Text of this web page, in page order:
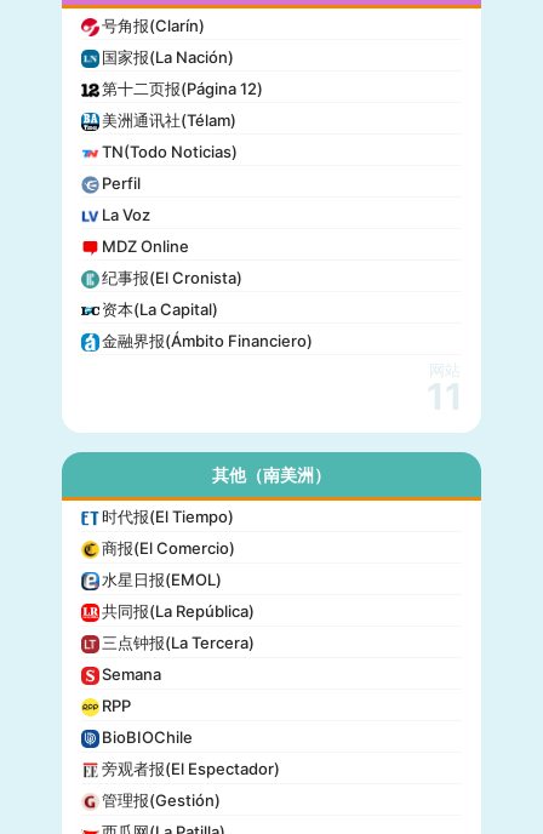
迈阿密先驱报(Miami Herald)
号角报(Clarín)
国家报(La Nación)
第十二页报(Página 12)
美洲通讯社(Télam)
TN(Todo Noticias)
Perfil
La Voz
MDZ Online
纪事报(El Cronista)
资本(La Capital)
金融界报(Ámbito Financiero)
网站
11
其他（南美洲）
时代报(El Tiempo)
商报(El Comercio)
水星日报(EMOL)
共同报(La República)
三点钟报(La Tercera)
Semana
RPP
BioBIOChile
旁观者报(El Espectador)
管理报(Gestión)